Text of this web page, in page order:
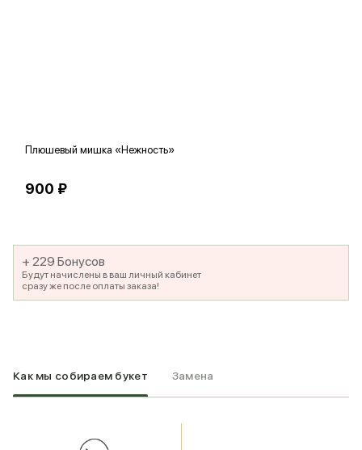
Плюшевый мишка «Нежность»
900 ₽
+ 229 Бонусов
Будут начислены в ваш личный кабинет
сразу же после оплаты заказа!
Как мы собираем букет Замена